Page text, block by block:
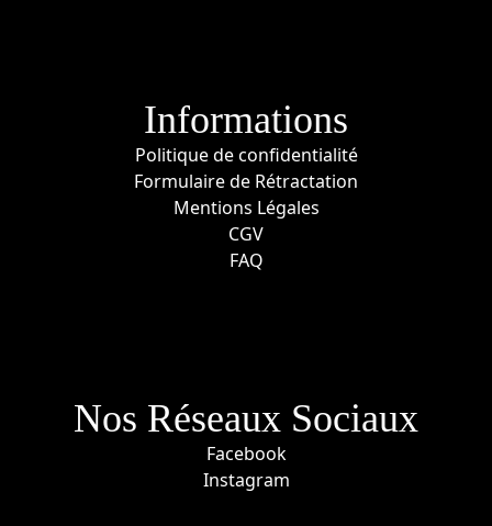
Informations
Politique de confidentialité
Formulaire de Rétractation
Mentions Légales
CGV
FAQ
Nos Réseaux Sociaux
Facebook
Instagram